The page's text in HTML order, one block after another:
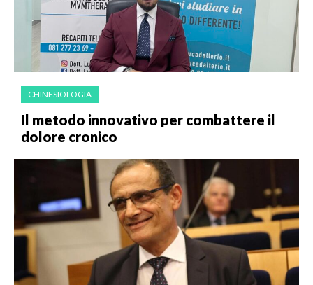
CHINESIOLOGIA
Il metodo innovativo per combattere il
dolore cronico